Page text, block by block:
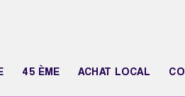
45 ÈME ACHAT LOCAL